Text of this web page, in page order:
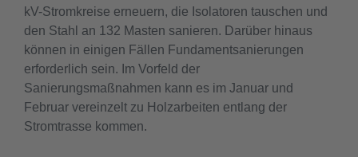
kV-Stromkreise erneuern, die Isolatoren tauschen und
den Stahl an 132 Masten sanieren. Darüber hinaus
können in einigen Fällen Fundamentsanierungen
erforderlich sein. Im Vorfeld der
Sanierungsmaßnahmen kann es im Januar und
Februar vereinzelt zu Holzarbeiten entlang der
Stromtrasse kommen.